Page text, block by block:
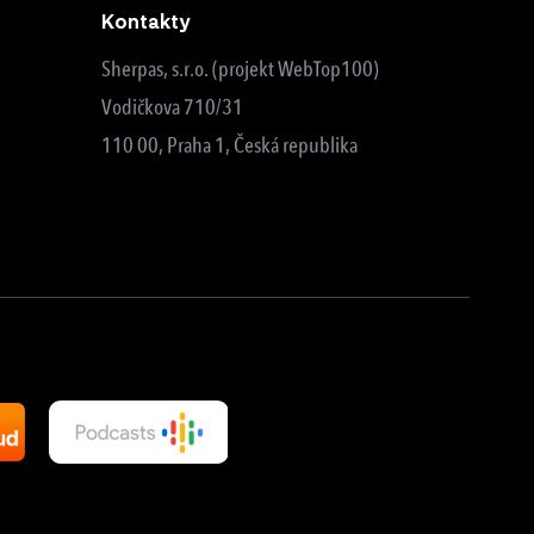
Kontakty
Sherpas, s.r.o. (projekt WebTop100)
Vodičkova 710/31
110 00, Praha 1, Česká republika